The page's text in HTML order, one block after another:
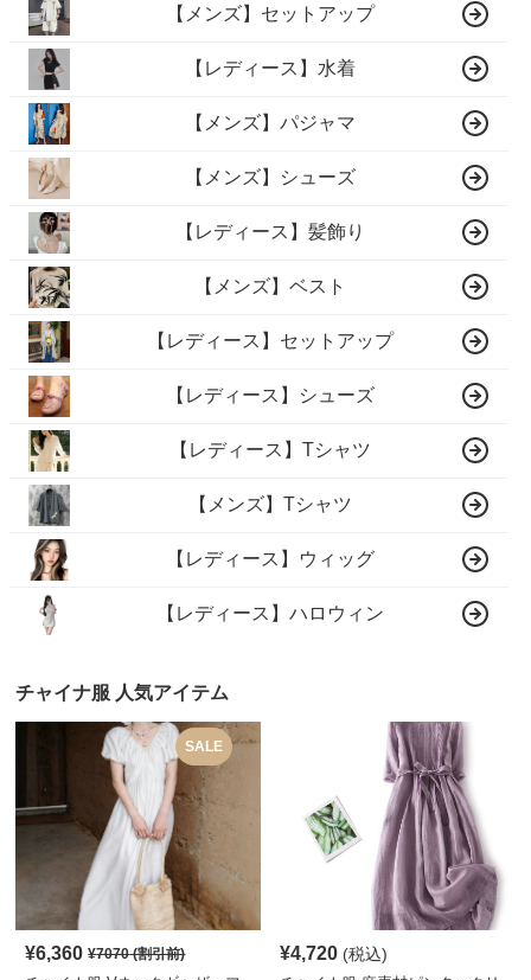
【メンズ】セットアップ
【レディース】水着
【メンズ】パジャマ
【メンズ】シューズ
【レディース】髪飾り
【メンズ】ベスト
【レディース】セットアップ
【レディース】シューズ
【レディース】Tシャツ
【メンズ】Tシャツ
【レディース】ウィッグ
【レディース】ハロウィン
チャイナ服 人気アイテム
SALE
¥6,360 ¥7070(割引前) ¥4,720 (税込)